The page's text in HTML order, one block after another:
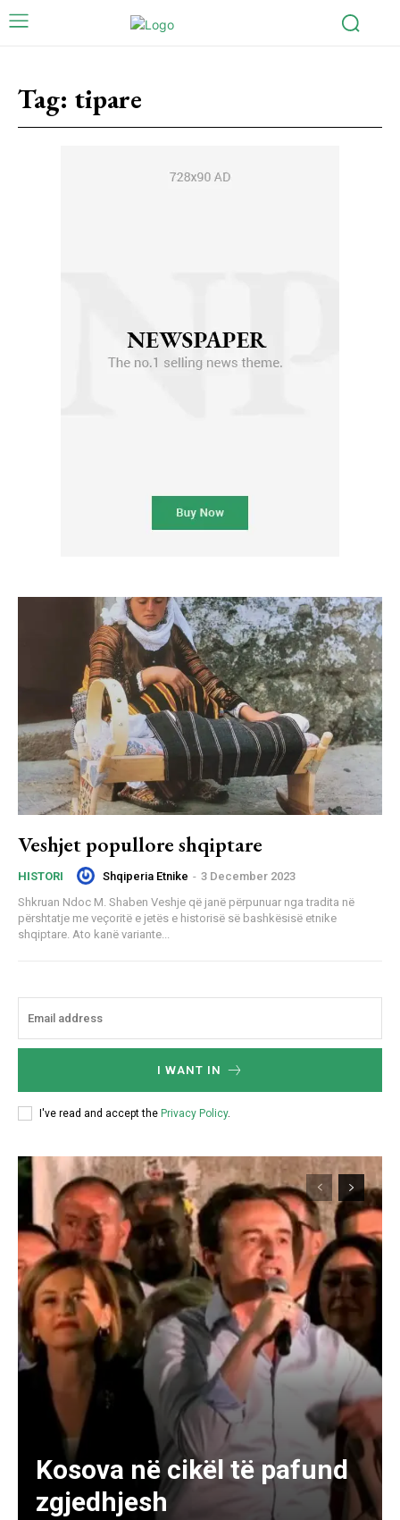
Tag: tipare
Veshjet popullore shqiptare
HISTORI Shqiperia Etnike - 3 December 2023
Shkruan Ndoc M. Shaben Veshje që janë përpunuar nga tradita në
përshtatje me veçoritë e jetës e historisë së bashkësisë etnike
shqiptare. Ato kanë variante...
I WANT IN
I've read and accept the Privacy Policy.
Kosova në cikël të pafund
zgjedhjesh